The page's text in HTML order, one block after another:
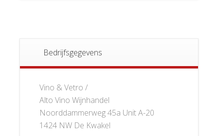
Bedrijfsgegevens
Vino & Vetro /
Alto Vino Wijnhandel
Noorddammerweg 45a Unit A-20
1424 NW De Kwakel